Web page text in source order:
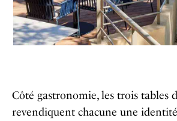
Côté gastronomie, les trois tables
revendiquent chacune une